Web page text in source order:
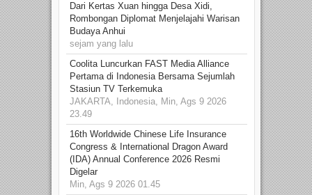
Dari Kertas Xuan hingga Desa Xidi,
Rombongan Diplomat Menjelajahi Warisan
Budaya Anhui
sejam yang lalu
Coolita Luncurkan FAST Media Alliance
Pertama di Indonesia Bersama Sejumlah
Stasiun TV Terkemuka
JAKARTA, Indonesia, Min, Ags 9 2026
23.49
16th Worldwide Chinese Life Insurance
Congress & International Dragon Award
(IDA) Annual Conference 2026 Resmi
Digelar
Min, Ags 9 2026 01.45